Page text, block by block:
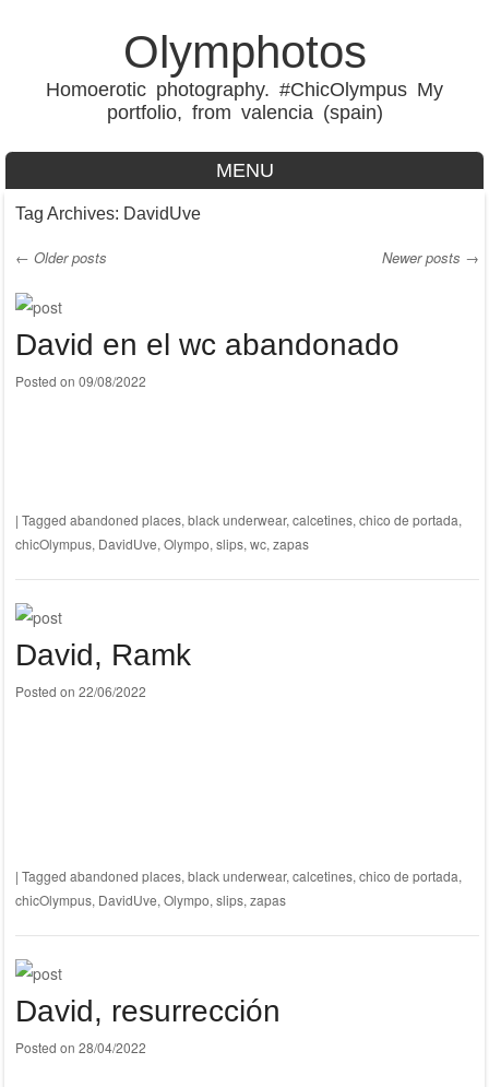
Olymphotos
Homoerotic photography. #ChicOlympus My
portfolio, from valencia (spain)
MENU
Skip to content
Tag Archives: DavidUve
Post navigation
← Older posts Newer posts →
David en el wc abandonado
Posted on 09/08/2022
| Tagged abandoned places, black underwear, calcetines, chico de portada,
chicOlympus, DavidUve, Olympo, slips, wc, zapas
David, Ramk
Posted on 22/06/2022
| Tagged abandoned places, black underwear, calcetines, chico de portada,
chicOlympus, DavidUve, Olympo, slips, zapas
David, resurrección
Posted on 28/04/2022